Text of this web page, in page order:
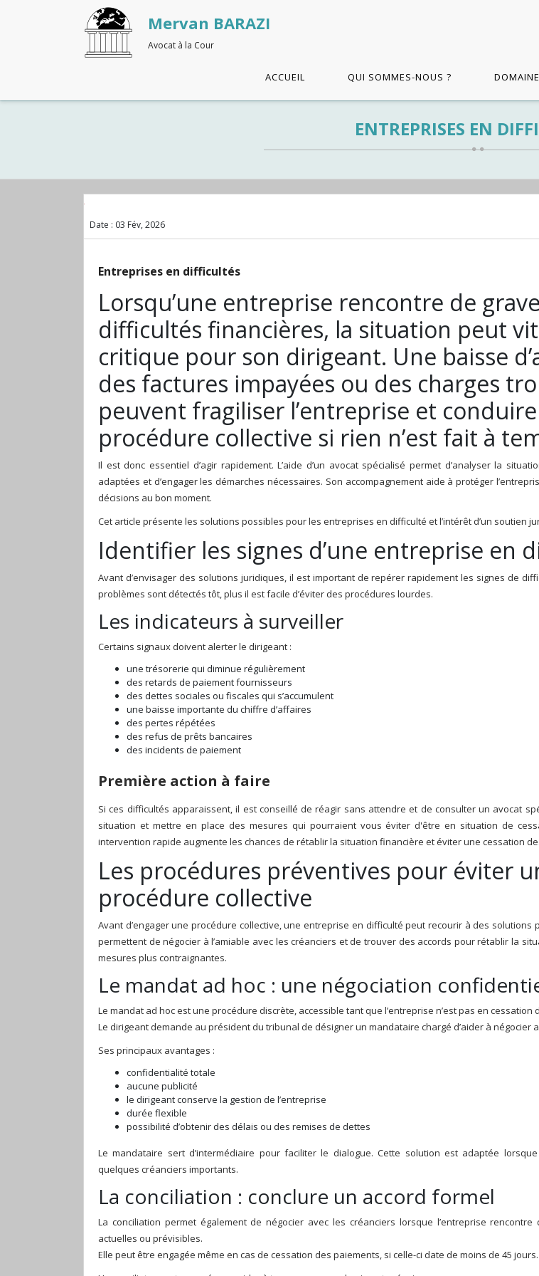
Mervan BARAZI
Avocat à la Cour
ACCUEIL QUI SOMMES-NOUS ?
ENTREPRISES EN
Date : 03 Fév, 2026
Entreprises en difficultés
Lorsqu’une entreprise rencontre de
difficultés financières, la situation peut
critique pour son dirigeant. Une baisse
des factures impayées ou des charges
peuvent fragiliser l’entreprise et
procédure collective si rien n’est fait à
Il est donc essentiel d’agir rapidement. L’aide d’un avocat spécialisé permet d’analyser la
adaptées et d’engager les démarches nécessaires. Son accompagnement aide à protéger
décisions au bon moment.
Cet article présente les solutions possibles pour les entreprises en difficulté et l’intérêt d’un soutien
Identifier les signes d’une entreprise en
Avant d’envisager des solutions juridiques, il est important de repérer rapidement les signes de
problèmes sont détectés tôt, plus il est facile d’éviter des procédures lourdes.
Les indicateurs à surveiller
Certains signaux doivent alerter le dirigeant :
une trésorerie qui diminue régulièrement
des retards de paiement fournisseurs
des dettes sociales ou fiscales qui s’accumulent
une baisse importante du chiffre d’affaires
des pertes répétées
des refus de prêts bancaires
des incidents de paiement
Première action à faire
Si ces difficultés apparaissent, il est conseillé de réagir sans attendre et de consulter un avocat
situation et mettre en place des mesures qui pourraient vous éviter d'être en situation de
intervention rapide augmente les chances de rétablir la situation financière et éviter une cessation
Les procédures préventives pour éviter
procédure collective
Avant d’engager une procédure collective, une entreprise en difficulté peut recourir à des solutions
permettent de négocier à l’amiable avec les créanciers et de trouver des accords pour rétablir la
mesures plus contraignantes.
Le mandat ad hoc : une négociation
Le mandat ad hoc est une procédure discrète, accessible tant que l’entreprise n’est pas en cessation
Le dirigeant demande au président du tribunal de désigner un mandataire chargé d’aider à négocier
Ses principaux avantages :
confidentialité totale
aucune publicité
le dirigeant conserve la gestion de l’entreprise
durée flexible
possibilité d’obtenir des délais ou des remises de dettes
Le mandataire sert d’intermédiaire pour faciliter le dialogue. Cette solution est adaptée
quelques créanciers importants.
La conciliation : conclure un accord formel
La conciliation permet également de négocier avec les créanciers lorsque l’entreprise
actuelles ou prévisibles.
Elle peut être engagée même en cas de cessation des paiements, si celle-ci date de moins de 45 jours.